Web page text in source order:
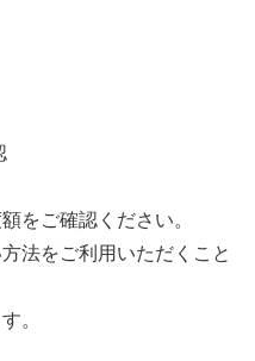
をご確認ください。
法をご利用いただくこと
。